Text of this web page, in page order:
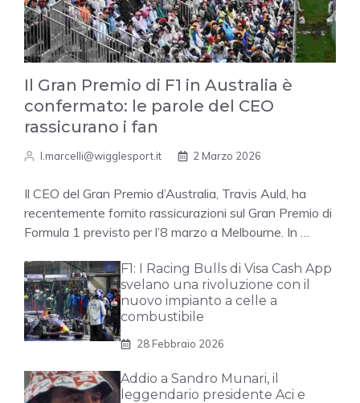
Il Gran Premio di F1 in Australia è
confermato: le parole del CEO
rassicurano i fan
l.marcelli@wigglesport.it 2 Marzo 2026
Il CEO del Gran Premio d’Australia, Travis Auld, ha
recentemente fornito rassicurazioni sul Gran Premio di
Formula 1 previsto per l’8 marzo a Melbourne. In …
F1: I Racing Bulls di Visa Cash App
svelano una rivoluzione con il
nuovo impianto a celle a
combustibile
28 Febbraio 2026
Addio a Sandro Munari, il
leggendario presidente Aci e